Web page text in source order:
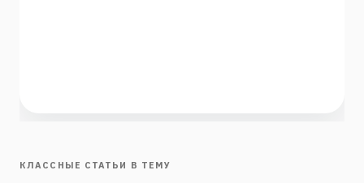
КЛАССНЫЕ СТАТЬИ В ТЕМУ